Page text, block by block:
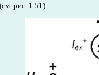
рис. 1.51):